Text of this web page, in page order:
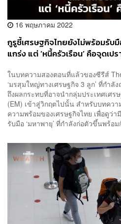
16 พฤษภาคม 2022
กูรูชี้เศรษฐกิจไทยยังไม่พร้อมรับ
แกร่ง แต่ ‘หนี้ครัวเรือน’ คือจุดเปร
ในบทความสองตอนที่แล้วของซีรีส์
‘มรสุมใหญ่ทางเศรษฐกิจ 3 ลูก’ ที่กำลั
ถึงผลกระทบที่อาจนำกลุ่มประเทศเศร
(EM) เข้าสู่วิกฤตไปนั้น สำหรับบทควา
ความพร้อมของเศรษฐกิจไทย เพื่อดูว่
รับมือ ‘มหาพายุ’ ที่กำลังก่อตัวขึ้นพร้อ